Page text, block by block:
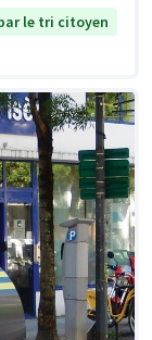
le tri citoyen